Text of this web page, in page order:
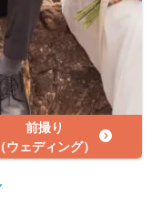
前撮り
（ウェディング）